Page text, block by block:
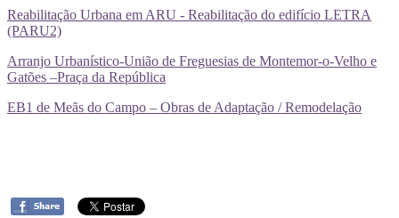
Reabilitação Urbana em ARU - Reabilitação do edifício LETRA
(PARU2)
Arranjo Urbanístico-União de Freguesias de Montemor-o-Velho e
Gatões –Praça da República
EB1 de Meãs do Campo – Obras de Adaptação / Remodelação